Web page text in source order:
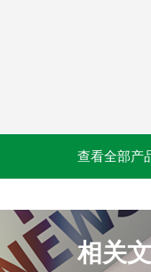
查看全部产
相关